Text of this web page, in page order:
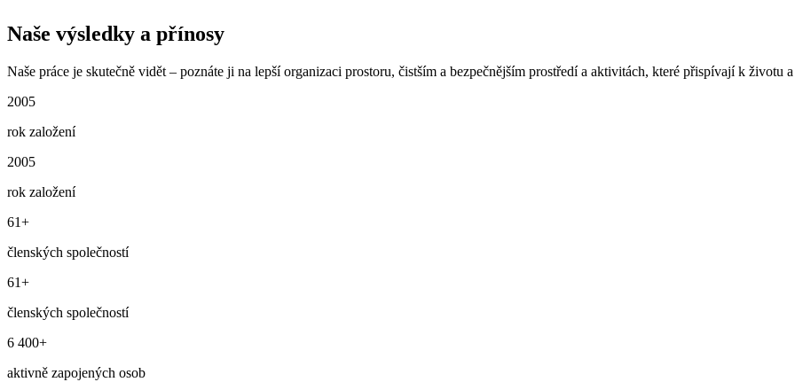
Naše výsledky a přínosy
Naše práce je skutečně vidět – poznáte ji na lepší organizaci prostoru, čistším a bezpečnějším prostředí a aktivitách, které přispívají k životu
2005
rok založení
2005
rok založení
61+
členských společností
61+
členských společností
6 400+
aktivně zapojených osob